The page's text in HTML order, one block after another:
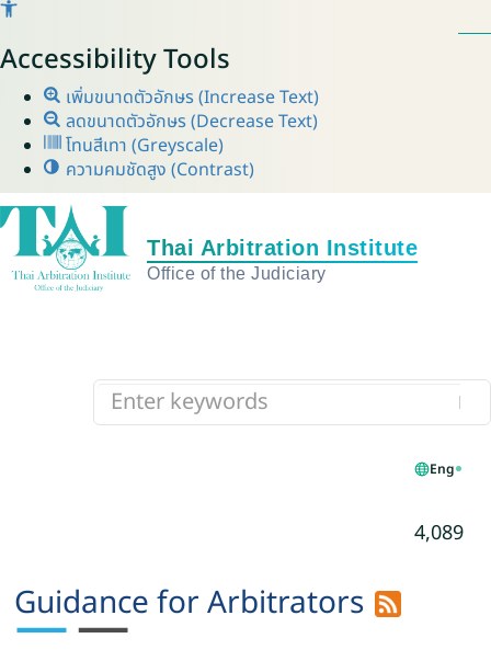
Accessibility Tools
เพิ่มขนาดตัวอักษร (Increase Text)
ลดขนาดตัวอักษร (Decrease Text)
โทนสีเทา (Greyscale)
ความคมชัดสูง (Contrast)
Eng
Guidance for Arbitrators
4,089